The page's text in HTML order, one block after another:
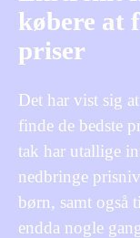
købere at
priser
Det har vist sig
finde de bedste
tak har utallige
nedbringe
børn, samt også
endda nogle